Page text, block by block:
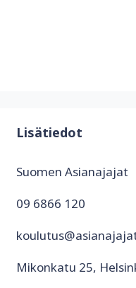
Lisätiedot
Suomen Asianajajat
09 6866 120
Mikonkatu 25,